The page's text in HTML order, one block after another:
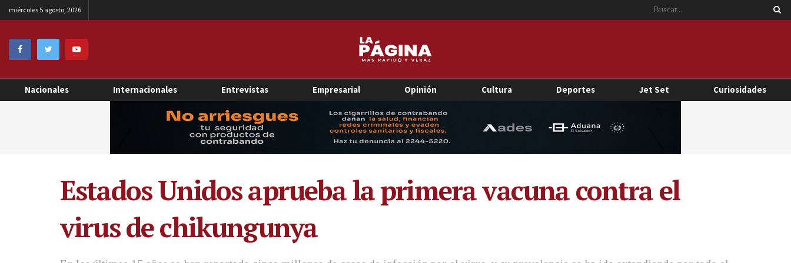
miércoles 5 agosto, 2026
Nacionales Internacionales Entrevistas Empresarial Opinión Cultura Deportes Jet Set Curiosidades
Estados Unidos aprueba la primera vacuna contra el
virus de chikungunya